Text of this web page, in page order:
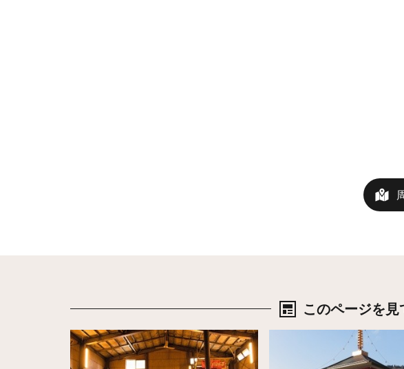
このページを見
詳細はこちら